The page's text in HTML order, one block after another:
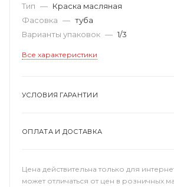
Тип — Краска масляная
Фасовка — туба
Варианты упаковок — 1/3
Все характеристики
УСЛОВИЯ ГАРАНТИИ
ОПЛАТА И ДОСТАВКА
Цена действительна только для
может отличаться от цен в розничных